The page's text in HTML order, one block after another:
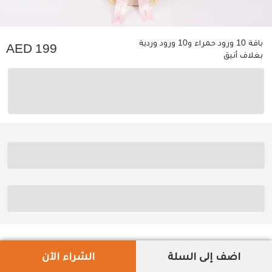
باقة 10 ورود حمراء و10 ورود وردية
بغلاف أنيق
199
اضف إلى السلة الشراء الآن